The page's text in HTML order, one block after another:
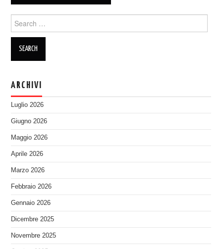
for:
ARCHIVI
Luglio 2026
Giugno 2026
Maggio 2026
Aprile 2026
Marzo 2026
Febbraio 2026
Gennaio 2026
Dicembre 2025
Novembre 2025